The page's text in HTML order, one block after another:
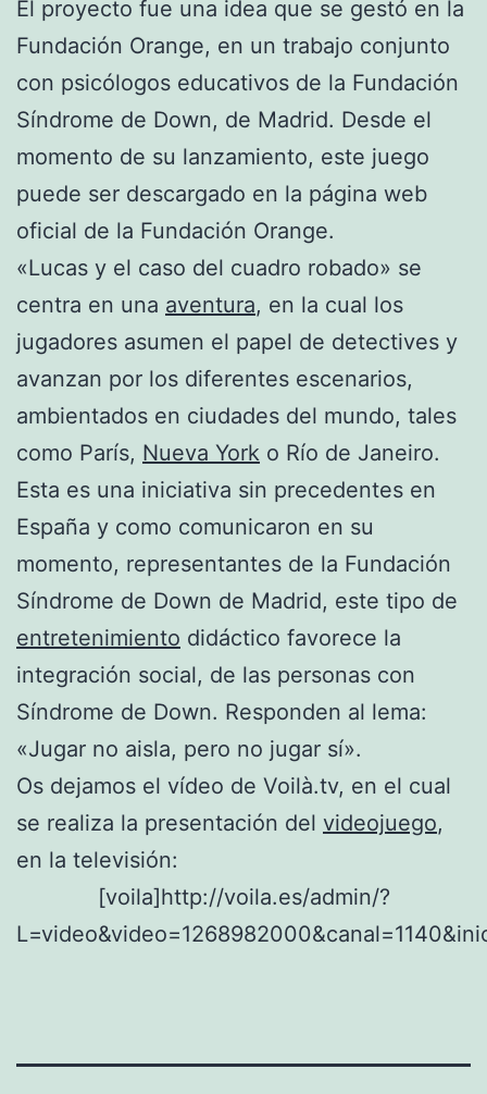
El proyecto fue una idea que se gestó en la
Fundación Orange, en un trabajo conjunto
con psicólogos educativos de la Fundación
Síndrome de Down, de Madrid. Desde el
momento de su lanzamiento, este juego
puede ser descargado en la página web
oficial de la Fundación Orange.
«Lucas y el caso del cuadro robado» se
centra en una aventura, en la cual los
jugadores asumen el papel de detectives y
avanzan por los diferentes escenarios,
ambientados en ciudades del mundo, tales
como París, Nueva York o Río de Janeiro.
Esta es una iniciativa sin precedentes en
España y como comunicaron en su
momento, representantes de la Fundación
Síndrome de Down de Madrid, este tipo de
entretenimiento didáctico favorece la
integración social, de las personas con
Síndrome de Down. Responden al lema:
«Jugar no aisla, pero no jugar sí».
Os dejamos el vídeo de Voilà.tv, en el cual
se realiza la presentación del videojuego,
en la televisión:
[voila]http://voila.es/admin/?